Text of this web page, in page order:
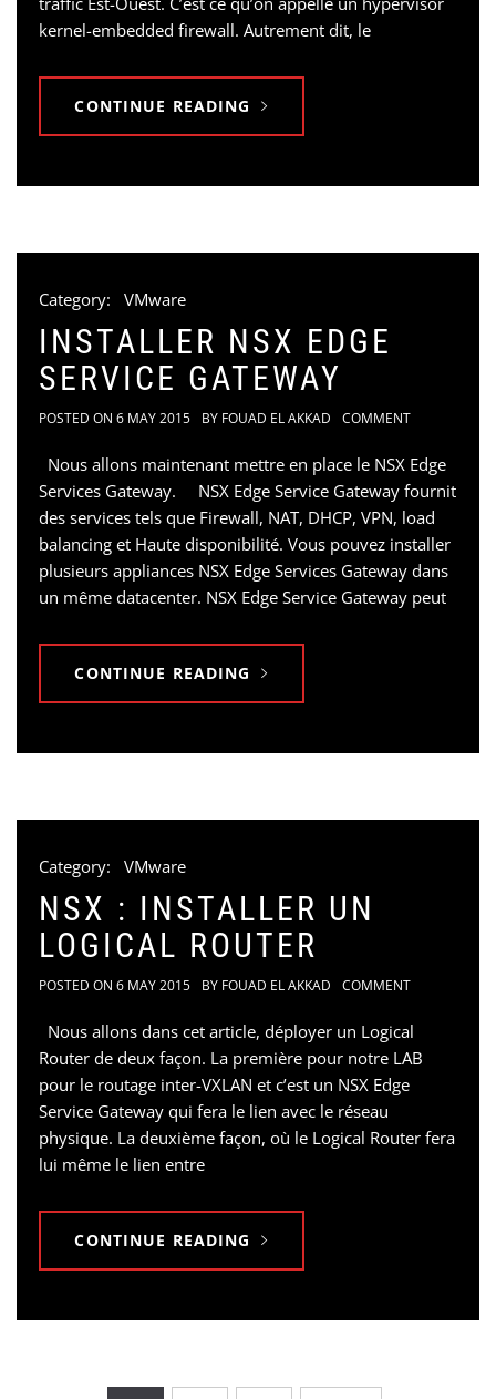
kernel-embedded firewall. Autrement dit, le
CONTINUE READING
Category: VMware
INSTALLER NSX EDGE
SERVICE GATEWAY
POSTED ON 6 MAY 2015 BY FOUAD EL AKKAD COMMENT
Nous allons maintenant mettre en place le NSX Edge
Services Gateway. NSX Edge Service Gateway fournit
des services tels que Firewall, NAT, DHCP, VPN, load
balancing et Haute disponibilité. Vous pouvez installer
plusieurs appliances NSX Edge Services Gateway dans
un même datacenter. NSX Edge Service Gateway peut
CONTINUE READING
Category: VMware
NSX : INSTALLER UN
LOGICAL ROUTER
POSTED ON 6 MAY 2015 BY FOUAD EL AKKAD COMMENT
Nous allons dans cet article, déployer un Logical
Router de deux façon. La première pour notre LAB
pour le routage inter-VXLAN et c’est un NSX Edge
Service Gateway qui fera le lien avec le réseau
physique. La deuxième façon, où le Logical Router fera
lui même le lien entre
CONTINUE READING